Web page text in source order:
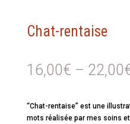
Chat-rentaise
16,00€ – 22,00
“Chat-rentaise” est une
mots réalisée par mes soins